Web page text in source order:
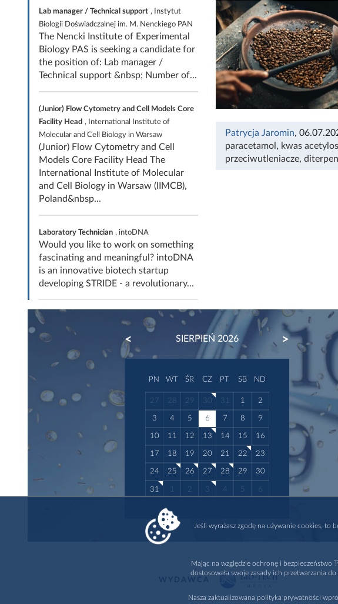
Lab manager / Technical support , Instytut
Biologii Doświadczalnej im. M. Nenckiego PAN
The Nencki Institute of Experimental
Biology PAS is seeking a candidate for
the position of: Lab manager /
Technical support &nbsp; Number of...
(Junior) Flow Cytometry and Cell Models Core
Facility Head , International Institute of
Molecular and Cell Biology in Warsaw
(Junior) Flow Cytometry and Cell
Models Core Facility Head The
International Institute of Molecular
and Cell Biology in Warsaw (IIMCB),
Poland&nbsp...
Laboratory Technician , intoDNA
Would you like to work on something
fascinating and meaningful? intoDNA
is an innovative biotech startup
developing STRIDE - a revolutionary...
Patrycja Jaromin,
paracetamol , kwas
przeciwutleniacze,
SIERPIEŃ 2026
PREVIOUS NEXT
PN WT ŚR CZ PT SB ND
27 28 29 30 31 1 2
3 4 5 6 7 8 9
10 11 12 13 14 15 16
17 18 19 20 21 22 23
24 25 26 27 28 29 30
31 1 2 3 4 5 6
Jeśli wyrażasz zgodę na używanie cookies, to
Mając na względzie ochronę i bezpieczeństwo
dostosowała swoje zasady ich przetwarzania
Nasza zaktualizowana polityka prywatności